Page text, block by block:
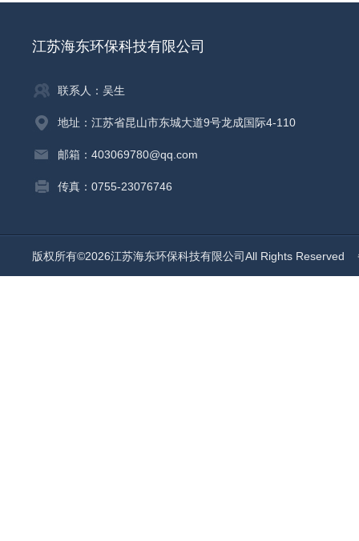
江苏海东环保科技有限公司
联系人：吴生
地址：江苏省昆山市东城大道9号龙成国际4-110
邮箱：403069780@qq.com
传真：0755-23076746
版权所有©2026江苏海东环保科技有限公司All Rights Reserved